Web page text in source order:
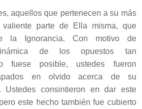
aquellos que pertenecen a su más
valiente parte de Ella misma, que
la Ignorancia. Con motivo de
de los opuestos tan
fuese posible, ustedes fueron
en olvido acerca de su
Ustedes consintieron en dar este
este hecho también fue cubierto